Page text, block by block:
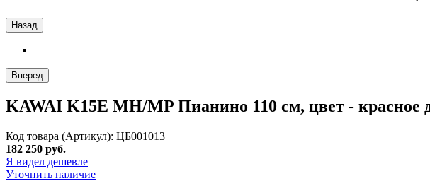
Назад
Вперед
KAWAI K15E MH/MP Пианино 110 см, цвет - красное
Код товара (Артикул): ЦБ001013
182 250 руб.
Я видел дешевле
Уточнить наличие